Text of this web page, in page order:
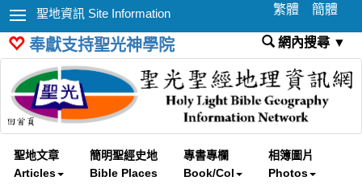
聖地資訊 Site Information 繁體 簡體
奉獻支持聖光神學院 網內搜尋 ▼
聖地文章
Articles
簡明聖經史地
Bible Places
專書專欄
Book/Col
相簿圖片
Photos